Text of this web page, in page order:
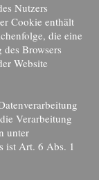
Nutzers
Cookie enthält
die eine
Browsers
Website
Verarbeitung
unter
ist Art. 6 Abs. 1